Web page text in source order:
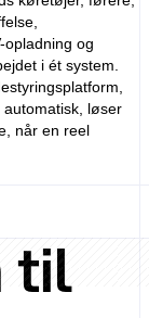
og
i ét system.
løser
når en reel
til